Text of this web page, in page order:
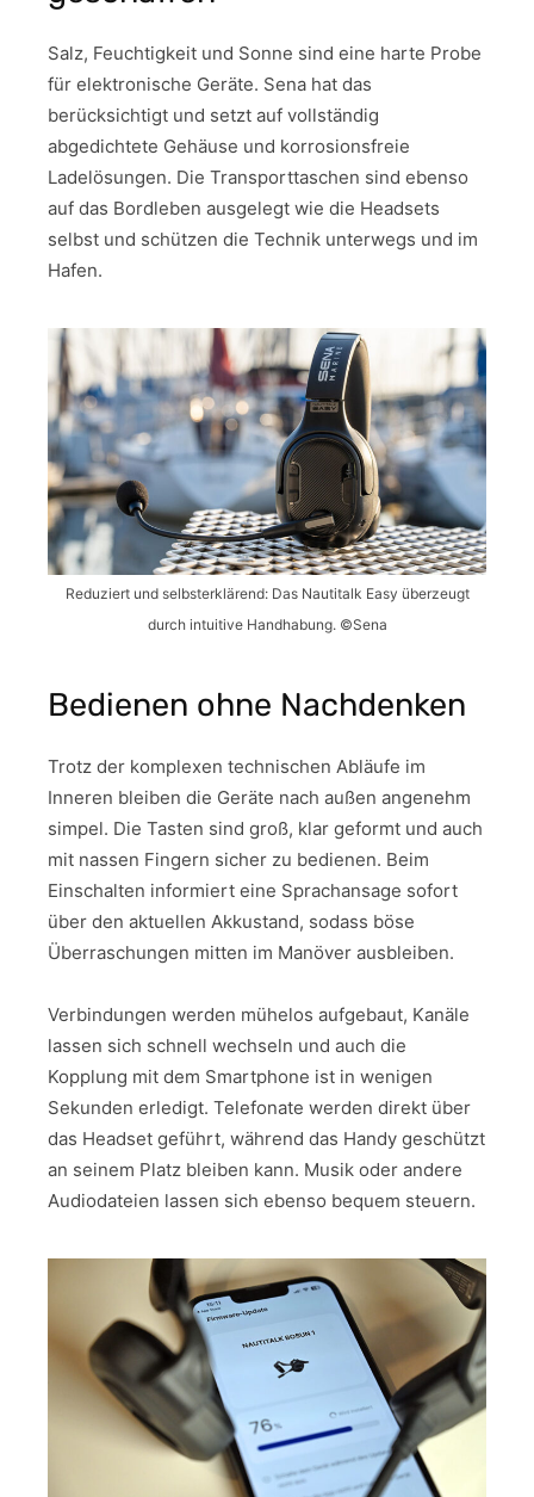
Salz, Feuchtigkeit und Sonne sind eine harte Probe
für elektronische Geräte. Sena hat das
berücksichtigt und setzt auf vollständig
abgedichtete Gehäuse und korrosionsfreie
Ladelösungen. Die Transporttaschen sind ebenso
auf das Bordleben ausgelegt wie die Headsets
selbst und schützen die Technik unterwegs und im
Hafen.
Reduziert und selbsterklärend: Das Nautitalk Easy überzeugt
durch intuitive Handhabung. ©Sena
Bedienen ohne Nachdenken
Trotz der komplexen technischen Abläufe im
Inneren bleiben die Geräte nach außen angenehm
simpel. Die Tasten sind groß, klar geformt und auch
mit nassen Fingern sicher zu bedienen. Beim
Einschalten informiert eine Sprachansage sofort
über den aktuellen Akkustand, sodass böse
Überraschungen mitten im Manöver ausbleiben.
Verbindungen werden mühelos aufgebaut, Kanäle
lassen sich schnell wechseln und auch die
Kopplung mit dem Smartphone ist in wenigen
Sekunden erledigt. Telefonate werden direkt über
das Headset geführt, während das Handy geschützt
an seinem Platz bleiben kann. Musik oder andere
Audiodateien lassen sich ebenso bequem steuern.